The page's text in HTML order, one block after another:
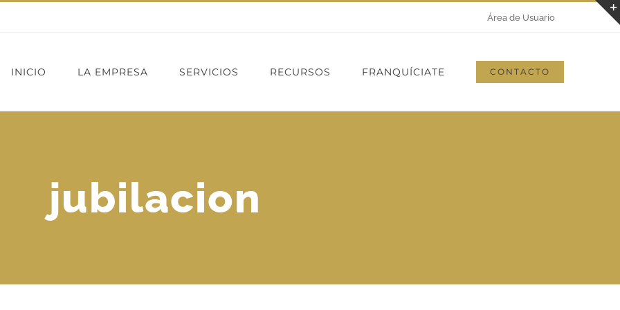
Área de Usuario
INICIO LA EMPRESA SERVICIOS RECURSOS FRANQUÍCIATE CONTACTO
jubilacion